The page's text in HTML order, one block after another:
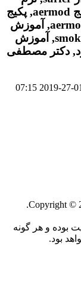
07:15
Copyright ©
بوده و هر گونه
بود.